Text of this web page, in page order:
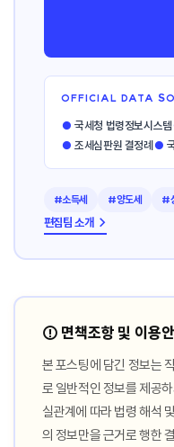
OFFICIAL DATA
● 국세청 법령정보시스템
● 조세심판원 결정례 ●
#소득세 #양도세 #
편집팀 소개 →
⚠️ 면책조항 및 이용안
본 포스팅에 담긴 정보는
로 일반적인 정보를 제공
실관계에 따라 법령 해석
의 정보만을 근거로 행한